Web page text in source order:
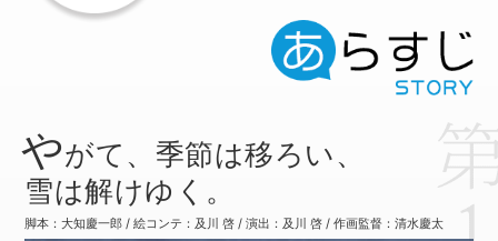
やがて、季節は移ろい、
雪は解けゆく。
脚本：大知慶一郎 / 絵コンテ：及川 啓 / 演出：及川 啓 / 作画監督：清水慶太